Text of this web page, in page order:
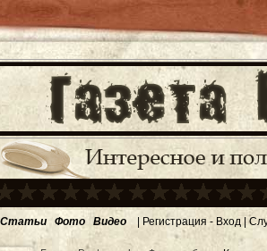
Статьи Фото Видео | Регистрация - Вход |